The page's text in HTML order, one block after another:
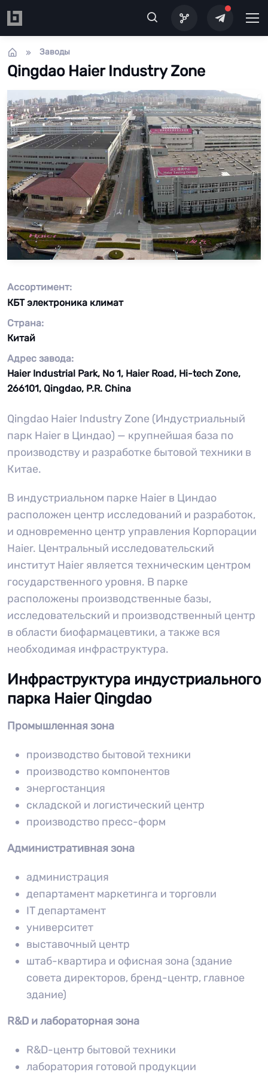
Заводы
Qingdao Haier Industry Zone
Ассортимент:
КБТ электроника климат
Страна:
Китай
Адрес завода:
Haier Industrial Park, No 1, Haier Road, Hi-tech Zone,
266101, Qingdao, P.R. China
Qingdao Haier Industry Zone (Индустриальный
парк Haier в Циндао) — крупнейшая база по
производству и разработке бытовой техники в
Китае.
В индустриальном парке Haier в Циндао
расположен центр исследований и разработок,
и одновременно центр управления Корпорации
Haier. Центральный исследовательский
институт Haier является техническим центром
государственного уровня. В парке
расположены производственные базы,
исследовательский и производственный центр
в области биофармацевтики, а также вся
необходимая инфраструктура.
Инфраструктура индустриального
парка Haier Qingdao
Промышленная зона
производство бытовой техники
производство компонентов
энергостанция
складской и логистический центр
производство пресс-форм
Административная зона
администрация
департамент маркетинга и торговли
IT департамент
университет
выставочный центр
штаб-квартира и офисная зона (здание
совета директоров, бренд-центр, главное
здание)
R&D и лабораторная зона
R&D-центр бытовой техники
лаборатория готовой продукции